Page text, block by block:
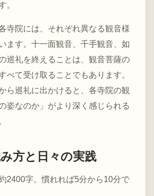
。
寺院には、それぞれ異なる観音様
ます。十一面観音、千手観音、如
巡礼を終えることは、観音菩薩の
べて受け取ることでもあります。
ら巡礼に出かけると、各寺院の観
姿なのか」がより深く感じられる
方と日々の実践
2400字。慣れれば5分から10分で